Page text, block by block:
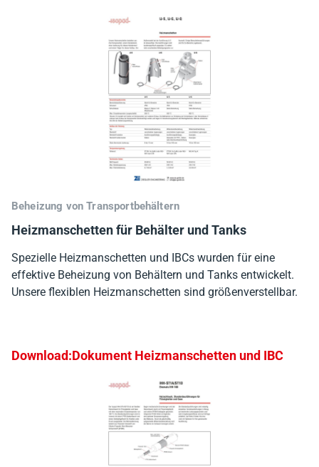
Beheizung von Transportbehältern
Heizmanschetten für Behälter und Tanks
Spezielle Heizmanschetten und IBCs wurden für eine
effektive Beheizung von Behältern und Tanks entwickelt.
Unsere flexiblen Heizmanschetten sind größenverstellbar.
Download:Dokument Heizmanschetten und IBC